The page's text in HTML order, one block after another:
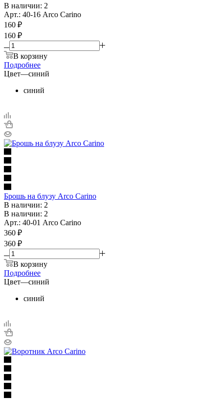
В наличии: 2
Арт.: 40-16 Arco Carino
160 ₽
160 ₽
В корзину
Подробнее
Цвет—синий
синий
Брошь на блузу Arco Carino
В наличии: 2
В наличии: 2
Арт.: 40-01 Arco Carino
360 ₽
360 ₽
В корзину
Подробнее
Цвет—синий
синий